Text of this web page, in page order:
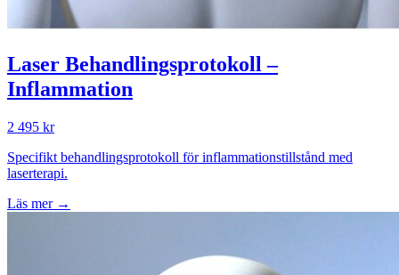
Laser Behandlingsprotokoll –
Inflammation
2 495 kr
Specifikt behandlingsprotokoll för inflammationstillstånd med
laserterapi.
Läs mer →